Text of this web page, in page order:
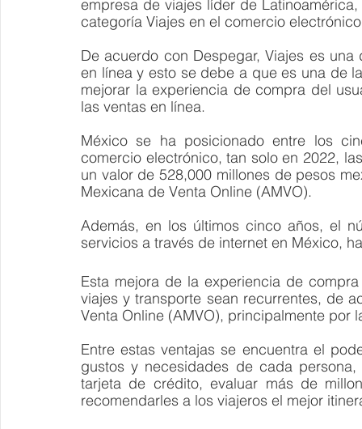
empresa de viajes líder de
categoría Viajes en el comercio
De acuerdo con Despegar, Viajes es
en línea y esto se debe a que es una de
mejorar la experiencia de compra del
las ventas en línea.
México se ha posicionado entre los
comercio electrónico, tan solo en 2022,
un valor de 528,000 millones de pesos
Mexicana de Venta Online (AMVO).
Además, en los últimos cinco años, el
servicios a través de internet en México,
Esta mejora de la experiencia de
viajes y transporte sean recurrentes, de
Venta Online (AMVO), principalmente por
Entre estas ventajas se encuentra el
gustos y necesidades de cada
tarjeta de crédito, evaluar más de
recomendarles a los viajeros el mejor